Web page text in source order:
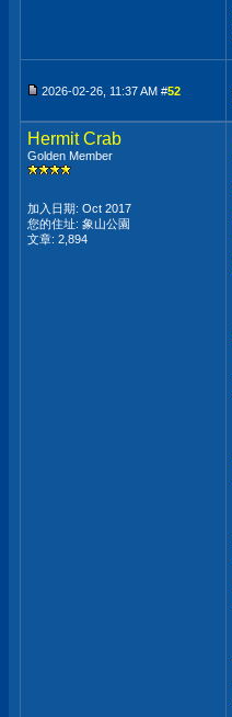
2026-02-26, 11:37 AM #52
Hermit Crab
Golden Member
加入日期: Oct 2017
您的住址: 象山公園
文章: 2,894